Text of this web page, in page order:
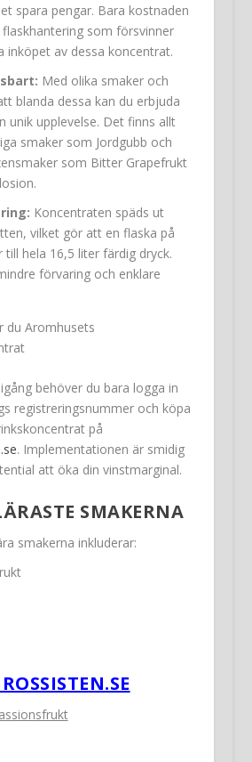
spara pengar. Bara kostnaden
som försvinner
inköpet av dessa koncentrat.
Med olika smaker och
blanda dessa kan du erbjuda
unik upplevelse. Det finns allt
smaker som Jordgubb och
som Bitter Grapefrukt
Koncentraten späds ut
vilket gör att en flaska på
till hela 16,5 liter färdig dryck.
förvaring och enklare
du Aromhusets
behöver du bara logga in
registreringsnummer och köpa
på
. Implementationen är smidig
att öka din vinstmarginal.
SMAKERNA
smakerna inkluderar: